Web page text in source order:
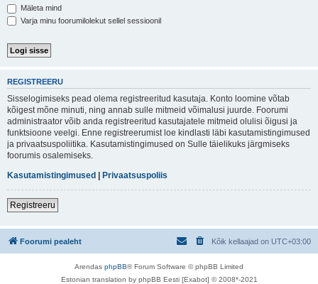
Mäleta mind
Varja minu foorumilolekut sellel sessioonil
REGISTREERU
Sisselogimiseks pead olema registreeritud kasutaja. Konto loomine võtab
kõigest mõne minuti, ning annab sulle mitmeid võimalusi juurde. Foorumi
administraator võib anda registreeritud kasutajatele mitmeid olulisi õigusi ja
funktsioone veelgi. Enne registreerumist loe kindlasti läbi kasutamistingimused
ja privaatsuspoliitika. Kasutamistingimused on Sulle täielikuks järgmiseks
foorumis osalemiseks.
Kasutamistingimused | Privaatsuspoliis
Registreeru
Foorumi pealeht Kõik kellaajad on UTC+03:00
Arendas phpBB® Forum Software © phpBB Limited
Estonian translation by phpBB Eesti [Exabot] © 2008*-2021